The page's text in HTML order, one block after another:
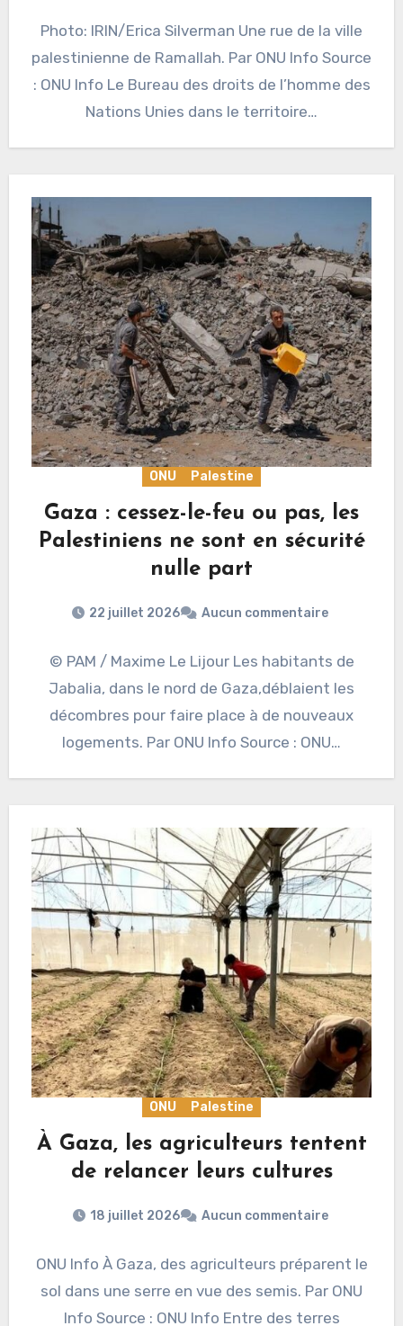
Photo: IRIN/Erica Silverman Une rue de la ville
palestinienne de Ramallah. Par ONU Info Source
: ONU Info Le Bureau des droits de l’homme des
Nations Unies dans le territoire…
ONU Palestine
Gaza : cessez-le-feu ou pas, les
Palestiniens ne sont en sécurité
nulle part
22 juillet 2026 Aucun commentaire
© PAM / Maxime Le Lijour Les habitants de
Jabalia, dans le nord de Gaza,déblaient les
décombres pour faire place à de nouveaux
logements. Par ONU Info Source : ONU…
ONU Palestine
À Gaza, les agriculteurs tentent
de relancer leurs cultures
18 juillet 2026 Aucun commentaire
ONU Info À Gaza, des agriculteurs préparent le
sol dans une serre en vue des semis. Par ONU
Info Source : ONU Info Entre des terres